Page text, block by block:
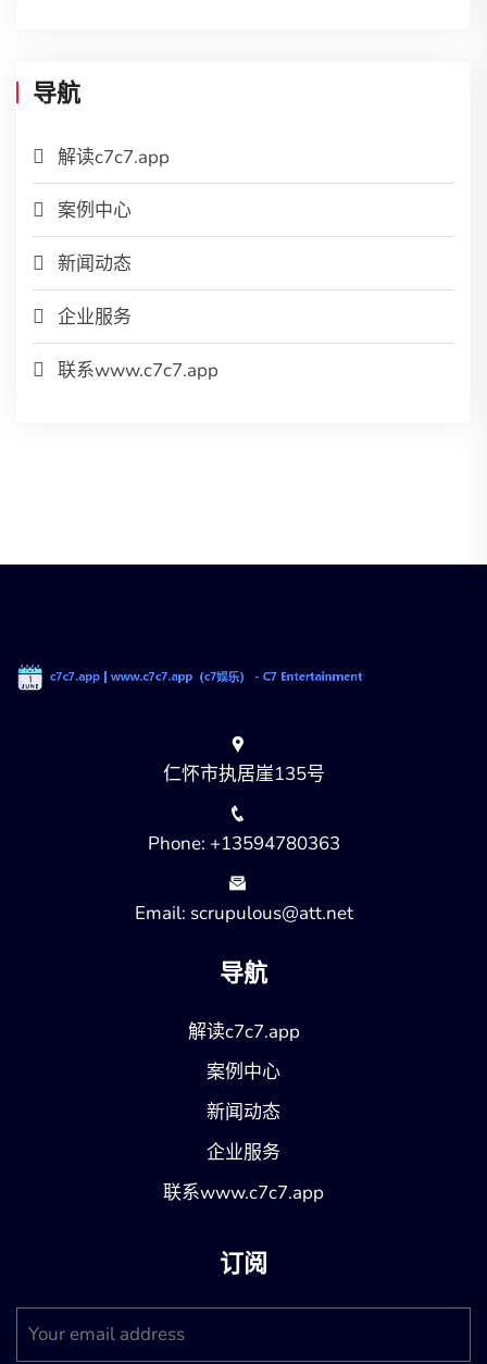
导航
解读c7c7.app
案例中心
新闻动态
企业服务
联系www.c7c7.app
仁怀市执居崖135号
Phone: +13594780363
Email: scrupulous@att.net
导航
解读c7c7.app
案例中心
新闻动态
企业服务
联系www.c7c7.app
订阅